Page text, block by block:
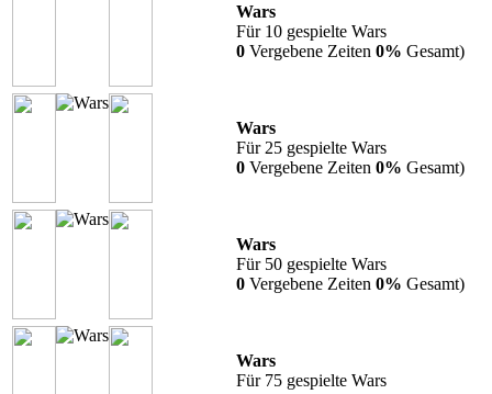
Wars
Für 10 gespielte Wars
0 Vergebene Zeiten 0% Gesamt)
Wars
Für 25 gespielte Wars
0 Vergebene Zeiten 0% Gesamt)
Wars
Für 50 gespielte Wars
0 Vergebene Zeiten 0% Gesamt)
Wars
Für 75 gespielte Wars